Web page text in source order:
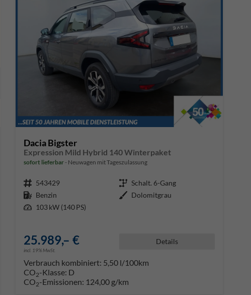
Dacia Bigster
Expression Mild Hybrid 140 Winterpaket
sofort lieferbar Neuwagen mit Tageszulassung
Fahrzeugnr. 543429 Getriebe Schalt. 6-Gang
Kraftstoff Benzin Außenfarbe Dolomitgrau
Leistung 103 kW (140 PS)
25.989,– €
incl. 19% MwSt.
Details
Verbrauch kombiniert: 5,50 l/100km
CO2-Klasse: D
CO2-Emissionen: 124,00 g/km